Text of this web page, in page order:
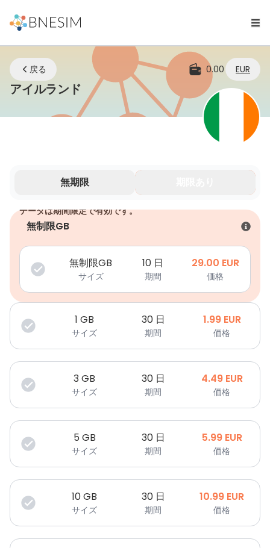
戻る 0.00 EUR
アイルランドeSIM | どこにいてもつながり続け
無期限
データは期間限定で有効です。
無制限GB
無制限GB
サイズ
10 日
期間
29.00 EUR
価格
1 GB
サイズ
30 日
期間
1.99 EUR
価格
3GB
サイズ
30 日
期間
4.49 EUR
価格
5 GB
サイズ
30 日
期間
5.99 EUR
価格
10GB
サイズ
30 日
期間
10.99 EUR
価格